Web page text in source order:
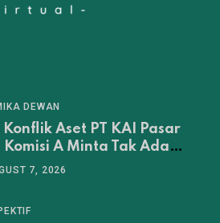
DEWAN
Konflik Aset PT KAI Pasar
Komisi A Minta Tak Ada
Sebelum Musyawarah
7, 2026